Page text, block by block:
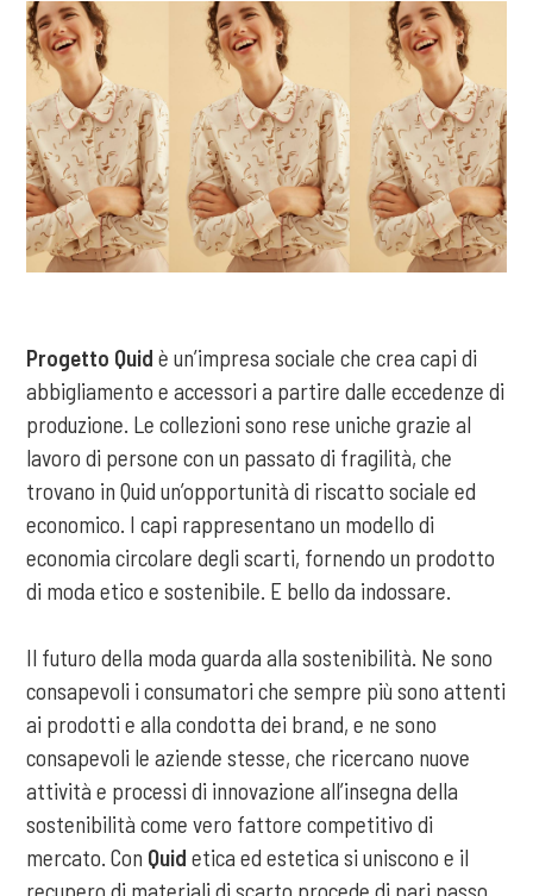
Progetto Quid è un’impresa sociale che crea capi di
abbigliamento e accessori a partire dalle eccedenze di
produzione. Le collezioni sono rese uniche grazie al
lavoro di persone con un passato di fragilità, che
trovano in Quid un’opportunità di riscatto sociale ed
economico. I capi rappresentano un modello di
economia circolare degli scarti, fornendo un prodotto
di moda etico e sostenibile. E bello da indossare.
Il futuro della moda guarda alla sostenibilità. Ne sono
consapevoli i consumatori che sempre più sono attenti
ai prodotti e alla condotta dei brand, e ne sono
consapevoli le aziende stesse, che ricercano nuove
attività e processi di innovazione all’insegna della
sostenibilità come vero fattore competitivo di
mercato. Con Quid etica ed estetica si uniscono e il
recupero di materiali di scarto procede di pari passo